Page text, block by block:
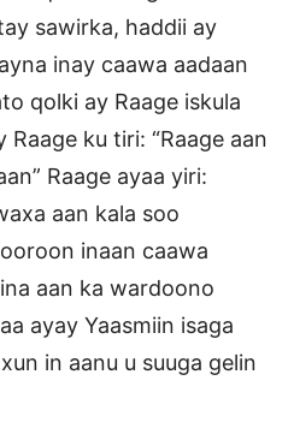
sawirka, haddii ay
inay caawa aadaan
qolki ay Raage iskula
ku tiri: “Raage aan
Raage ayaa yiri:
aan kala soo
inaan caawa
aan ka wardoono
ayay Yaasmiin isaga
in aanu u suuga gelin